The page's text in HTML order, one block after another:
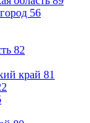
56
82
край 81